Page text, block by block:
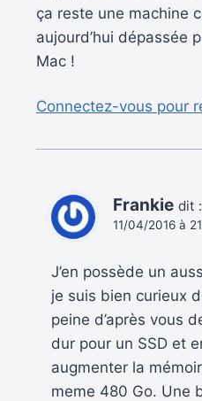
ça reste une machine
aujourd’hui dépassée
Mac !
Connectez-vous pour
Frankie dit :
11/04/2016 à
J’en possède un
je suis bien curieux
peine d’après vous
dur pour un SSD et
augmenter la
meme 480 Go. Une